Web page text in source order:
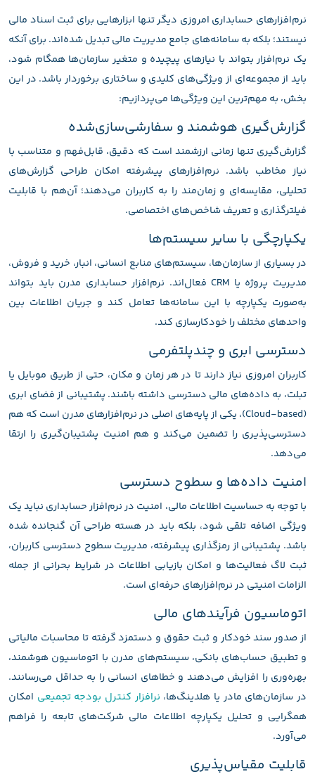
نرم‌افزارهای حسابداری امروزی دیگر تنها ابزارهایی برای ثبت اسناد مالی
نیستند؛ بلکه به سامانه‌های جامع مدیریت مالی تبدیل شده‌اند. برای آنکه
یک نرم‌افزار بتواند با نیازهای پیچیده و متغیر سازمان‌ها همگام شود،
باید از مجموعه‌ای از ویژگی‌های کلیدی و ساختاری برخوردار باشد. در این
بخش، به مهم‌ترین این ویژگی‌ها می‌پردازیم:
گزارش‌گیری هوشمند و سفارشی‌سازی‌شده
گزارش‌گیری تنها زمانی ارزشمند است که دقیق، قابل‌فهم و متناسب با
نیاز مخاطب باشد. نرم‌افزارهای پیشرفته امکان طراحی گزارش‌های
تحلیلی، مقایسه‌ای و زمان‌مند را به کاربران می‌دهند؛ آن‌هم با قابلیت
فیلترگذاری و تعریف شاخص‌های اختصاصی.
یکپارچگی با سایر سیستم‌ها
در بسیاری از سازمان‌ها، سیستم‌های منابع انسانی، انبار، خرید و فروش،
مدیریت پروژه یا CRM فعال‌اند. نرم‌افزار حسابداری مدرن باید بتواند
به‌صورت یکپارچه با این سامانه‌ها تعامل کند و جریان اطلاعات بین
واحدهای مختلف را خودکارسازی کند.
دسترسی ابری و چندپلتفرمی
کاربران امروزی نیاز دارند تا در هر زمان و مکان، حتی از طریق موبایل یا
تبلت، به داده‌های مالی دسترسی داشته باشند. پشتیبانی از فضای ابری
(Cloud-based)، یکی از پایه‌های اصلی در نرم‌افزارهای مدرن است که هم
دسترسی‌پذیری را تضمین می‌کند و هم امنیت پشتیبان‌گیری را ارتقا
می‌دهد.
امنیت داده‌ها و سطوح دسترسی
با توجه به حساسیت اطلاعات مالی، امنیت در نرم‌افزار حسابداری نباید یک
ویژگی اضافه تلقی شود، بلکه باید در هسته طراحی آن گنجانده شده
باشد. پشتیبانی از رمزگذاری پیشرفته، مدیریت سطوح دسترسی کاربران،
ثبت لاگ فعالیت‌ها و امکان بازیابی اطلاعات در شرایط بحرانی از جمله
الزامات امنیتی در نرم‌افزارهای حرفه‌ای است.
اتوماسیون فرآیندهای مالی
از صدور سند خودکار و ثبت حقوق و دستمزد گرفته تا محاسبات مالیاتی
و تطبیق حساب‌های بانکی، سیستم‌های مدرن با اتوماسیون هوشمند،
بهره‌وری را افزایش می‌دهند و خطاهای انسانی را به حداقل می‌رسانند.
در سازمان‌های مادر یا هلدینگ‌ها، نرافزار کنترل بودجه تجمیعی امکان
همگرایی و تحلیل یکپارچه اطلاعات مالی شرکت‌های تابعه را فراهم
می‌آورد.
قابلیت مقیاس‌پذیری